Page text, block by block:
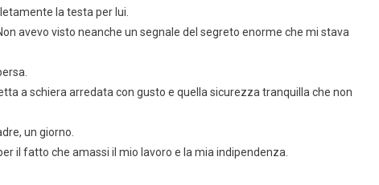
la testa per lui.
avevo visto neanche un segnale del segreto enorme che mi stava
a schiera arredata con gusto e quella sicurezza tranquilla che non
un giorno.
il fatto che amassi il mio lavoro e la mia indipendenza.